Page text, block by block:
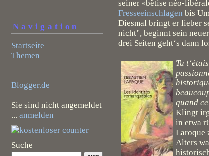
Navigation
Startseite
Themen
Blogger.de
Sie sind nicht angemeldet
... anmelden
Suche
seiner «bêtise néo-
Fresseeinschlagen bis
Diesmal bringt er lieber
nicht”, beginnt sein
drei Seiten geht‘s dann
Tu
quand
Klingt
in etwa
Laroque
Alters